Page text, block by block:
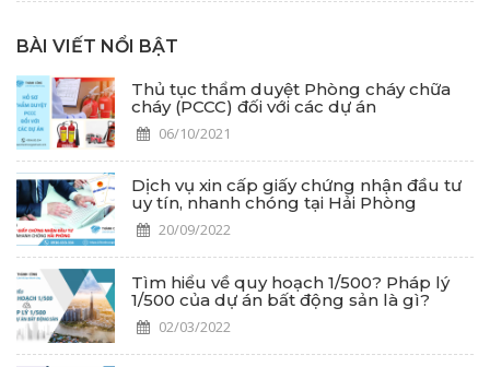
BÀI VIẾT NỔI BẬT
Thủ tục thẩm duyệt Phòng cháy chữa
cháy (PCCC) đối với các dự án
06/10/2021
Dịch vụ xin cấp giấy chứng nhận đầu tư
uy tín, nhanh chóng tại Hải Phòng
20/09/2022
Tìm hiểu về quy hoạch 1/500? Pháp lý
1/500 của dự án bất động sản là gì?
02/03/2022